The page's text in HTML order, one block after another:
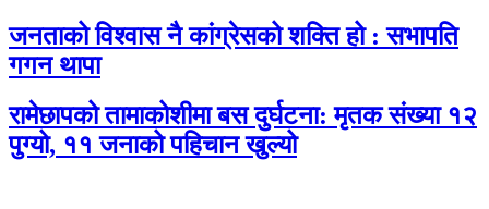
जनताको विश्वास नै कांग्रेसको शक्ति हो : सभापति
गगन थापा
रामेछापको तामाकोशीमा बस दुर्घटना: मृतक संख्या १२
पुग्यो, ११ जनाको पहिचान खुल्यो